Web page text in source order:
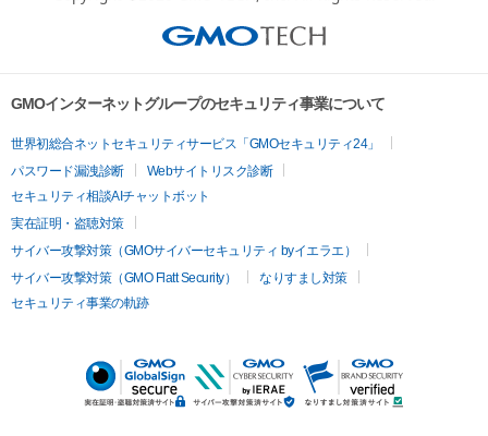
GMOインターネットグループのセキュリティ事業について
世界初総合ネットセキュリティサービス「GMOセキュリティ24」
パスワード漏洩診断
Webサイトリスク診断
セキュリティ相談AIチャットボット
実在証明・盗聴対策
サイバー攻撃対策（GMOサイバーセキュリティ byイエラエ）
サイバー攻撃対策（GMO Flatt Security）
なりすまし対策
セキュリティ事業の軌跡